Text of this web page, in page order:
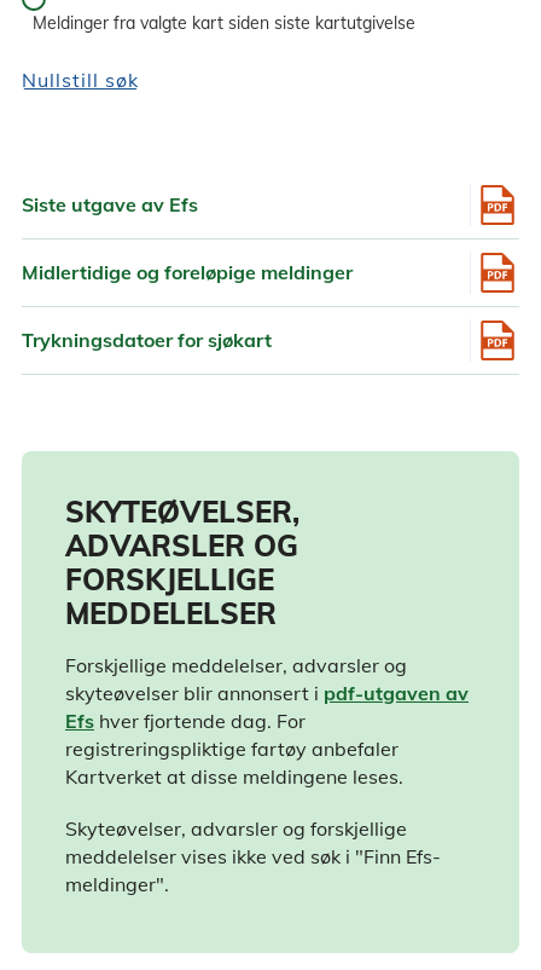
Meldinger fra valgte kart siden siste kartutgivelse
Nullstill søk
Siste utgave av Efs
Midlertidige og foreløpige meldinger
Trykningsdatoer for sjøkart
SKYTEØVELSER,
ADVARSLER OG
FORSKJELLIGE
MEDDELELSER
Forskjellige meddelelser, advarsler og
skyteøvelser blir annonsert i pdf-utgaven av
Efs hver fjortende dag. For
registreringspliktige fartøy anbefaler
Kartverket at disse meldingene leses.
Skyteøvelser, advarsler og forskjellige
meddelelser vises ikke ved søk i "Finn Efs-
meldinger".